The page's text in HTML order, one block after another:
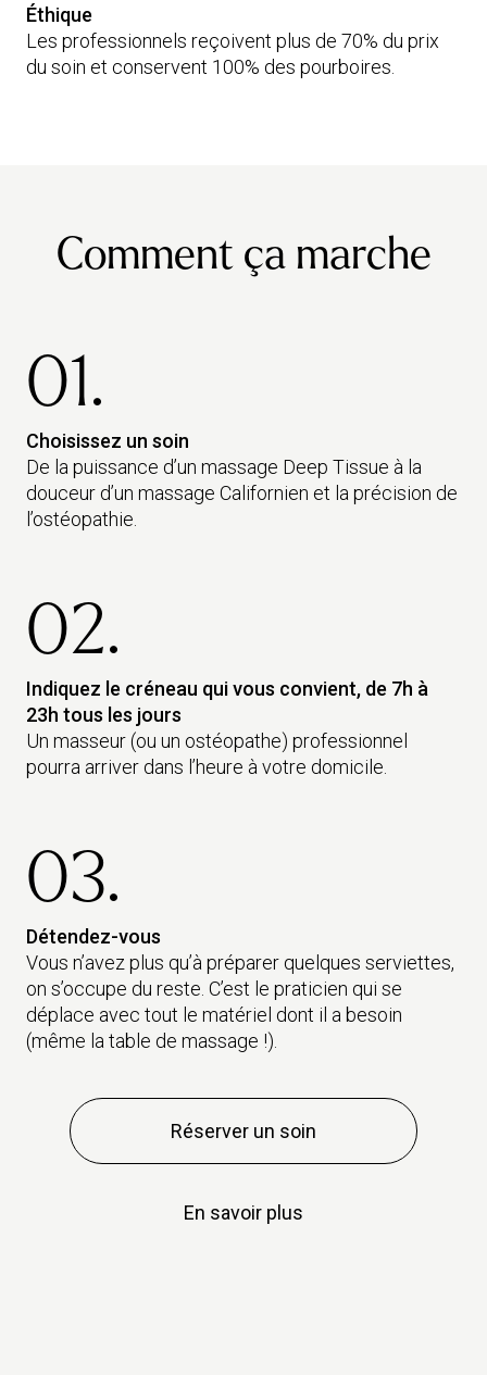
Éthique
Les professionnels reçoivent plus de 70% du prix
du soin et conservent 100% des pourboires.
Comment ça marche
01.
Choisissez un soin
De la puissance d’un massage Deep Tissue à la
douceur d’un massage Californien et la précision de
l’ostéopathie.
02.
Indiquez le créneau qui vous convient, de 7h à
23h tous les jours
Un masseur (ou un ostéopathe) professionnel
pourra arriver dans l’heure à votre domicile.
03.
Détendez-vous
Vous n’avez plus qu’à préparer quelques serviettes,
on s’occupe du reste. C’est le praticien qui se
déplace avec tout le matériel dont il a besoin
(même la table de massage !).
Réserver un soin
En savoir plus